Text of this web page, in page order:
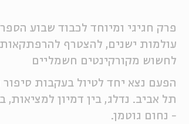
פרק חגיגי ומיוחד לכבוד שבוע
עולמות ישנים, להצטרף להרפתקאות
לחשוש מקורקינטים חשמליים
הפעם נצא יחד לטיול בעקבות
תל אביב. נדלג, בין דמיון
- נחום גוטמן.